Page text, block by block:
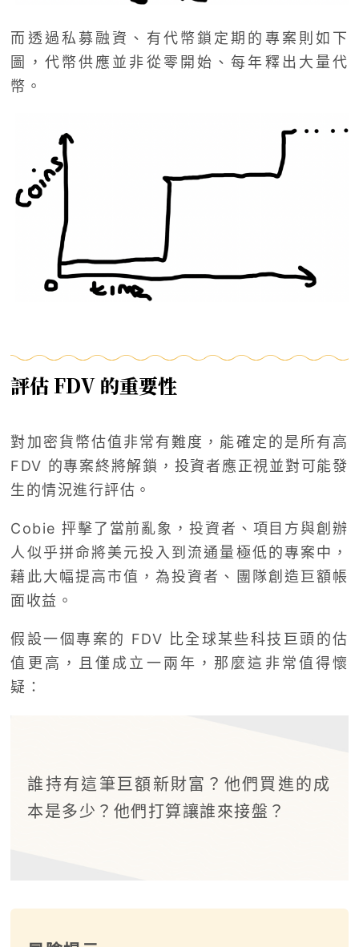
而透過私募融資、有代幣鎖定期的專案則如下
圖，代幣供應並非從零開始、每年釋出大量代
幣。
評估 FDV 的重要性
對加密貨幣估值非常有難度，能確定的是所有高
FDV 的專案終將解鎖，投資者應正視並對可能發
生的情況進行評估。
Cobie 抨擊了當前亂象，投資者、項目方與創辦
人似乎拼命將美元投入到流通量極低的專案中，
藉此大幅提高市值，為投資者、團隊創造巨額帳
面收益。
假設一個專案的 FDV 比全球某些科技巨頭的估
值更高，且僅成立一兩年，那麼這非常值得懷
疑：
誰持有這筆巨額新財富？他們買進的成
本是多少？他們打算讓誰來接盤？